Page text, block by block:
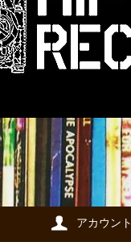
アカウント